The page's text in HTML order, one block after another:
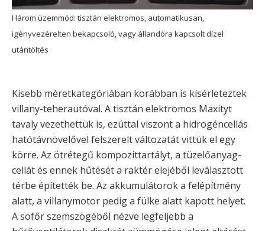
Három üzemmód: tisztán elektromos, automatikusan,
igényvezérelten bekapcsoló, vagy állandóra kapcsolt dízel
utántöltés
Kisebb méretkategóriában korábban is kísérleteztek
villany-teherautóval. A tisztán elektromos Maxityt
tavaly vezethettük is, ezúttal viszont a hidrogéncellás
hatótávnövelővel felszerelt változatát vittük el egy
körre. Az ötrétegű kompozittartályt, a tüzelőanyag-
cellát és ennek hűtését a raktér elejéből leválasztott
térbe építették be. Az akkumulátorok a felépítmény
alatt, a villanymotor pedig a fülke alatt kapott helyet.
A sofőr szemszögéből nézve legfeljebb a